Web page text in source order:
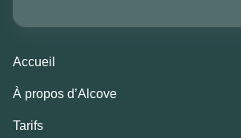
Accueil
À propos d’Alcove
Tarifs